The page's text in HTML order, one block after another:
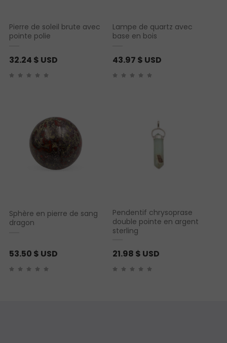
Pierre de soleil brute avec
pointe polie
32.24 $ USD
Lampe de quartz avec
base en bois
43.97 $ USD
Sphère en pierre de sang
dragon
53.50 $ USD
Pendentif chrysoprase
double pointe en argent
sterling
21.98 $ USD